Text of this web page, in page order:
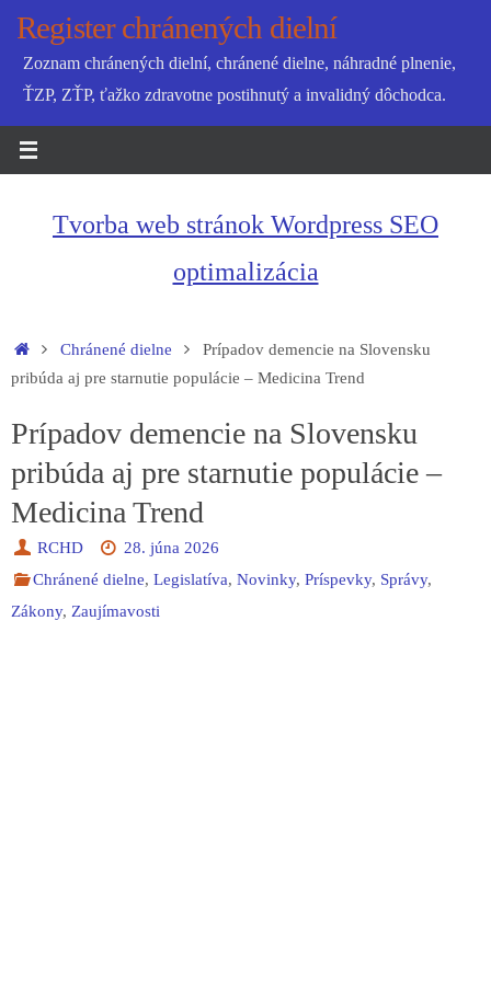
SkipRegister chránených dielní
Zoznam chránených dielní, chránené dielne, náhradné plnenie,
ŤZP, ZŤP, ťažko zdravotne postihnutý a invalidný dôchodca.
Tvorba web stránok Wordpress SEO
optimalizácia
HomeChránené dielne
Prípadov demencie na Slovensku
pribúda aj pre starnutie populácie – Medicina Trend
Prípadov demencie na Slovensku
pribúda aj pre starnutie populácie –
Medicina Trend
RCHD
28. júna 2026
Chránené dielne,Legislatíva,Novinky,Príspevky, Správy,
Zákony, Zaujímavosti